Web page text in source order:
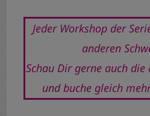
Jeder Workshop der
anderen
Schau Dir gerne auch
und buche gleich